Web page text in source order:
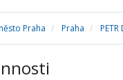
Praha Praha PETR